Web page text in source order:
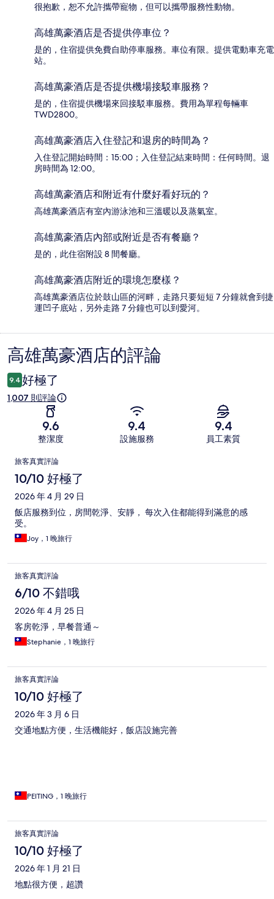
很抱歉，恕不允許攜帶寵物，但可以攜帶服務性動物。
高雄萬豪酒店是否提供停車位？
是的，住宿提供免費自助停車服務。車位有限。提供電動車充電
站。
高雄萬豪酒店是否提供機場接駁車服務？
是的，住宿提供機場來回接駁車服務。費用為單程每輛車
TWD2800。
高雄萬豪酒店入住登記和退房的時間為？
入住登記開始時間：15:00；入住登記結束時間：任何時間。退
房時間為 12:00。
高雄萬豪酒店和附近有什麼好看好玩的？
高雄萬豪酒店有室內游泳池和三溫暖以及蒸氣室。
高雄萬豪酒店內部或附近是否有餐廳？
是的，此住宿附設 8 間餐廳。
高雄萬豪酒店附近的環境怎麼樣？
高雄萬豪酒店位於鼓山區的河畔，走路只要短短 7 分鐘就會到捷
運凹子底站，另外走路 7 分鐘也可以到愛河。
評
論
高雄萬豪酒店的評論
9.4 好極了
1,007 則評論
9.6
整潔度
9.4
設施服務
9.4
員工素質
評
論
旅客真實評論
10/10 好極了
2026 年 4 月 29 日
飯店服務到位，房間乾淨、安靜， 每次入住都能得到滿意的感
受。
Joy，1 晚旅行
旅客真實評論
6/10 不錯哦
2026 年 4 月 25 日
客房乾淨，早餐普通～
Stephanie，1 晚旅行
旅客真實評論
10/10 好極了
2026 年 3 月 6 日
交通地點方便，生活機能好，飯店設施完善
PEITING，1 晚旅行
旅客真實評論
10/10 好極了
2026 年 1 月 21 日
地點很方便，超讚